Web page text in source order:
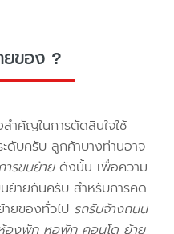
ยของ ?
สำคัญในการตัดสินใจใช้
ะดับครับ ลูกค้าบางท่านอาจ
ารขนย้ายดังนั้น เพื่อความ
ย้ายกันครับ สำหรับการคิด
ายของทั่วไป รถรับจ้างถนน
องพัก หอพัก คอนโด ย้าย